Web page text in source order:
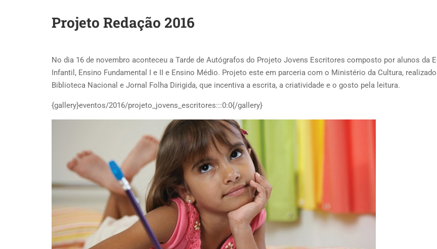
Projeto Redação 2016
No dia 16 de novembro aconteceu a Tarde de Autógrafos do Projeto Jovens Escritores composto por alunos da
Infantil, Ensino Fundamental I e II e Ensino Médio. Projeto este em parceria com o Ministério da Cultura,
Biblioteca Nacional e Jornal Folha Dirigida, que incentiva a escrita, a criatividade e o gosto pela leitura.
{gallery}eventos/2016/projeto_jovens_escritores:::0:0{/gallery}